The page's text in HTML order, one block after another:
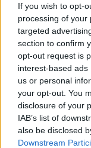
If you wish to opt-
processing of your
targeted
section to confirm
opt-out request is
interest-based
us or personal
your opt-out. You
disclosure of your
IAB’s list of
also be disclosed
Downstream
2026.
Románia
csalidrón
frissítve